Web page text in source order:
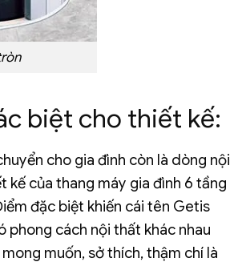
biệt cho thiết kế:
cho gia đình còn là dòng nội
kế của thang máy gia đình 6 tầng
đặc biệt khiến cái tên Getis
phong cách nội thất khác nhau
muốn, sở thích, thậm chí là